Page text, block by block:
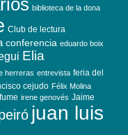
biblioteca de la dona
Club de lectura
conferencia eduardo boix
Elia
herreras entrevista feria del
cejudo Félix Molina
irene genovés Jaime
juan luis